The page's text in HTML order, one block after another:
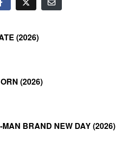
(2026)
(2026)
BRAND NEW DAY (2026)